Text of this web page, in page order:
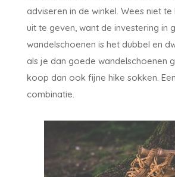
adviseren in de winkel. Wees niet
uit te geven, want de investering in
wandelschoenen is het dubbel en
als je dan goede wandelschoenen
koop dan ook fijne hike sokken.
combinatie.